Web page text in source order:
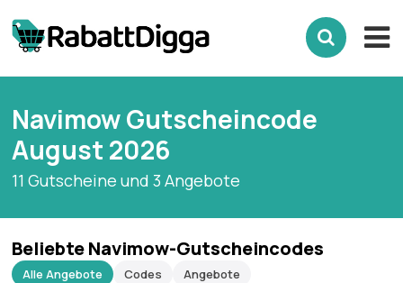
Navimow Gutscheincode
August 2026
11 Gutscheine und 3 Angebote
Beliebte Navimow-Gutscheincodes
Alle Angebote Codes Angebote